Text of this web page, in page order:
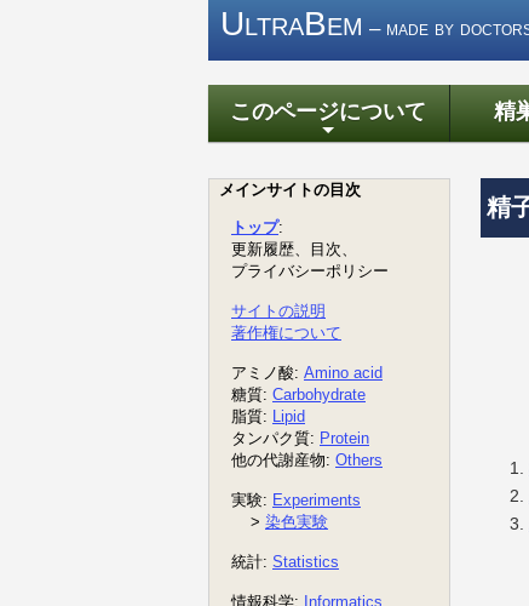
UltraBem – made by
+
このページについて
精
精